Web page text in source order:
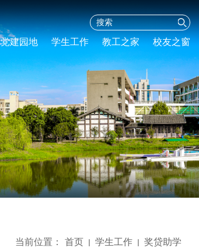
党建园地 学生工作 教工之家 校友之窗
当前位置： 首页 学生工作 奖贷助学